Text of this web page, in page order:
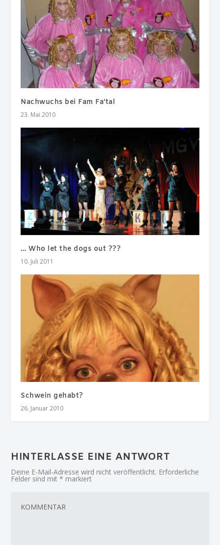
Nachwuchs bei Fam Fa’tal
23. Mai 2010
… Who let the dogs out ???
10. Juli 2011
Schwein gehabt?
26. Januar 2010
HINTERLASSE EINE ANTWORT
Deine E-Mail-Adresse wird nicht veröffentlicht. Erforderliche
Felder sind mit* markiert